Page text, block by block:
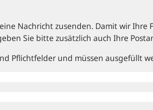
Nachricht zusenden. Damit wir
Sie bitte zusätzlich auch Ihre
Pflichtfelder und müssen ausgefüllt